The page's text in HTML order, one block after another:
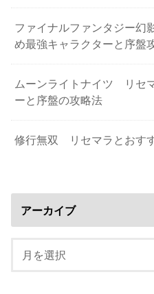
ファイナルファンタジー
め最強キャラクターと序盤
ムーンライトナイツ リセ
ーと序盤の攻略法
修行無双 リセマラとおす
アーカイブ